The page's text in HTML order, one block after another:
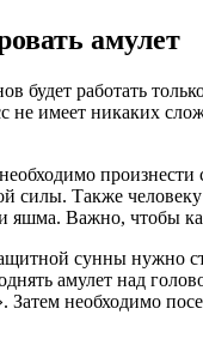
амулет
будет работать
не имеет никаких
силы. Также человеку
яшма. Важно, чтобы
сунны нужно
амулет над
необходимо